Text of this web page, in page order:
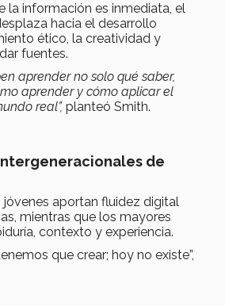
la información es inmediata, el
hacia el desarrollo
ético, la creatividad y
fuentes.
aprender no solo qué saber,
aprender y cómo aplicar el
real”, planteó Smith.
de
aportan fluidez digital
mientras que los mayores
contexto y experiencia.
que crear; hoy no existe”,